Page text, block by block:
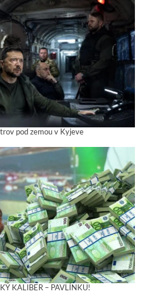
pod zemou v Kyjeve
KALIBER – PAVLÍNKU!